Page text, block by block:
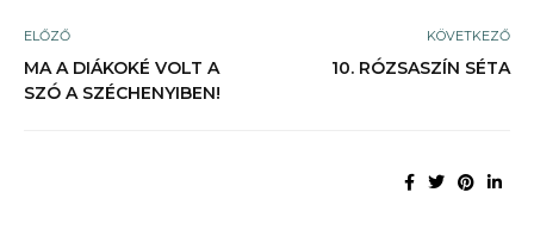
ELŐZŐ
MA A DIÁKOKÉ VOLT A
SZÓ A SZÉCHENYIBEN!
KÖVETKEZŐ
10. RÓZSASZÍN SÉTA